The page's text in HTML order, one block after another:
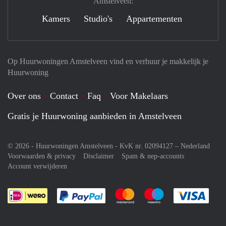
Op Huurwoningen Amstelveen vind en verhuur je makkelijk je
Huurwoning
Over ons Contact Faq
Voor Makelaars
Gratis je Huurwoning aanbieden in Amstelveen
© 2026 - Huurwoningen Amstelveen - KvK nr. 02094127 – Nederland
Voorwaarden & privacy
Disclaimer
Spam & nep-accounts
Account verwijderen
Je rekent gemakkelijk af met Paypal
Je rekent gemakkelijk af met
Je rekent
Kamers Studio's Appartementen